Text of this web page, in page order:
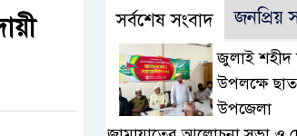
সর্বশেষ সংবাদ জনপ্রিয়
জুলাই শহীদ
উপলক্ষে
উপজেলা